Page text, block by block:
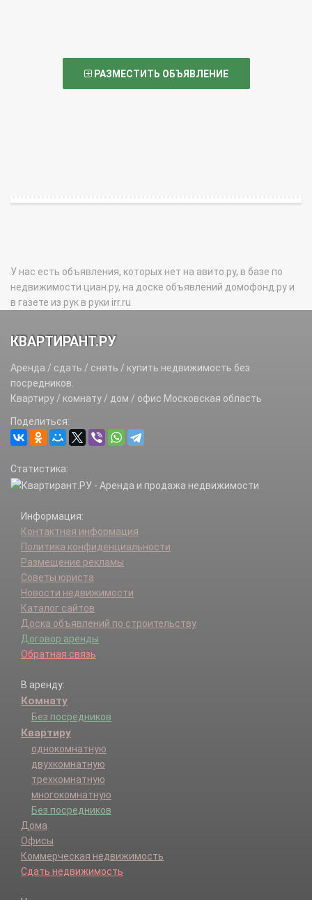
РАЗМЕСТИТЬ ОБЪЯВЛЕНИЕ
У нас есть объявления, которых нет на авито.ру, в базе по
недвижимости циан.ру, на доске объявлений домофонд.ру и
в газете из рук в руки irr.ru
КВАРТИРАНТ.РУ
Аренда / сдать / снять / купить недвижимость без
посредников.
Квартиру / комнату / дом / офис Московская область
Поделиться:
Статистика:
Информация:
Контактная информация
Политика конфиденциальности
Размещение рекламы
Советы юриста
Новости недвижимости
Каталог сайтов
Доска объявлений по строительству
Договор аренды
Обратная связь
В аренду:
Комнату
Без посредников
Квартиру
однокомнатную
двухкомнатную
трехкомнатную
многокомнатную
Без посредников
Дома
Офисы
Коммерческая недвижимость
Сдать недвижимость